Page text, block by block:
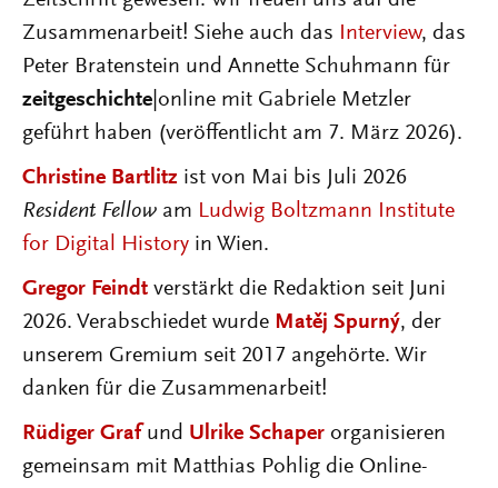
Zusammenarbeit! Siehe auch das Interview, das
Peter Bratenstein und Annette Schuhmann für
zeitgeschichte |online mit Gabriele Metzler
geführt haben (veröffentlicht am 7. März 2026).
Christine Bartlitz ist von Mai bis Juli 2026
Resident Fellow am Ludwig Boltzmann Institute
for Digital History in Wien.
Gregor Feindt verstärkt die Redaktion seit Juni
2026. Verabschiedet wurde Matěj Spurný, der
unserem Gremium seit 2017 angehörte. Wir
danken für die Zusammenarbeit!
Rüdiger Graf und Ulrike Schaper organisieren
gemeinsam mit Matthias Pohlig die Online-